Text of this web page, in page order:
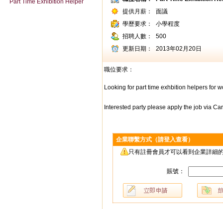
Part Time Exhibition Helper
提供月薪：
面議
學歷要求：
小學程度
招聘人數：
500
更新日期：
2013年02月20日
職位要求：
Looking for part time exhbition helpers for
Interested party please apply the job via
企業聯繫方式（請登入查看）
只有註冊會員才可以看到企業詳細
賬號：